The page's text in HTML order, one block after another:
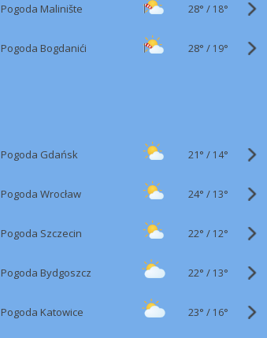
Pogoda Malinište 28° / 18°
Pogoda Bogdanići 28° / 19°
Pogoda Gdańsk 21° / 14°
Pogoda Wrocław 24° / 13°
Pogoda Szczecin 22° / 12°
Pogoda Bydgoszcz 22° / 13°
Pogoda Katowice 23° / 16°